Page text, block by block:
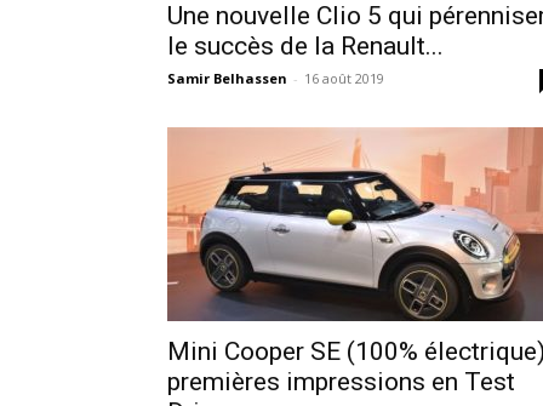
Une nouvelle Clio 5 qui
le succès de la Renault...
Samir Belhassen - 16 août 2019
Mini Cooper SE (100%
premières impressions en Test